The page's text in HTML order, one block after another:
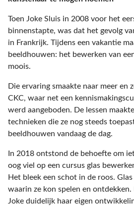
Toen Joke Sluis in 2008 voor het
binnenstapte, was dat het gevolg
in Frankrijk. Tijdens een vakantie
beeldhouwen: het bewerken van
moois.
Die ervaring smaakte naar meer en
CKC, waar net een
werd aangeboden. De lessen
technieken die ze nog steeds
beeldhouwen vandaag de dag.
In 2018 ontstond de behoefte om
oog viel op een cursus glas
Het bleek een schot in de roos.
waarin ze kon spelen en
Joke duidelijk haar eigen